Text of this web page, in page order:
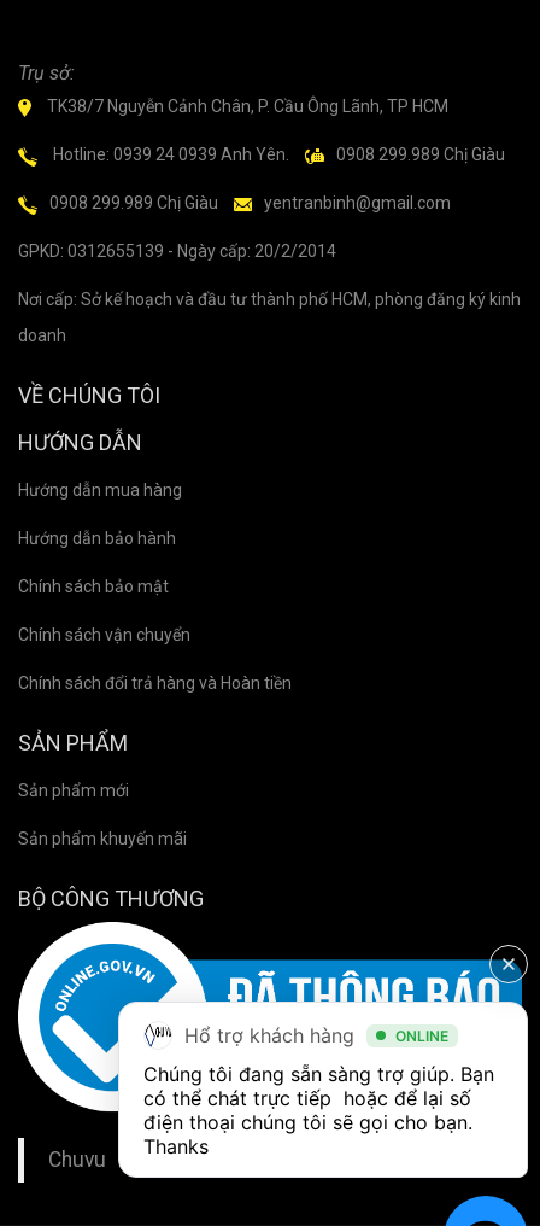
Trụ sở:
TK38/7 Nguyễn Cảnh Chân, P. Cầu Ông Lãnh, TP HCM
Hotline: 0939 24 0939 Anh Yên. 0908 299.989 Chị Giàu
0908 299.989 Chị Giàu yentranbinh@gmail.com
GPKD: 0312655139 - Ngày cấp: 20/2/2014
Nơi cấp: Sở kế hoạch và đầu tư thành phố HCM, phòng đăng ký kinh
doanh
VỀ CHÚNG TÔI
HƯỚNG DẪN
Hướng dẫn mua hàng
Hướng dẫn bảo hành
Chính sách bảo mật
Chính sách vận chuyển
Chính sách đổi trả hàng và Hoàn tiền
SẢN PHẨM
Sản phẩm mới
Sản phẩm khuyến mãi
BỘ CÔNG THƯƠNG
Chuvu
Hổ trợ khách hàng ONLINE
Chúng tôi đang sẵn sàng trợ giúp. Bạn
có thể chát trực tiếp  hoặc để lại số
điện thoại chúng tôi sẽ gọi cho bạn.
Thanks